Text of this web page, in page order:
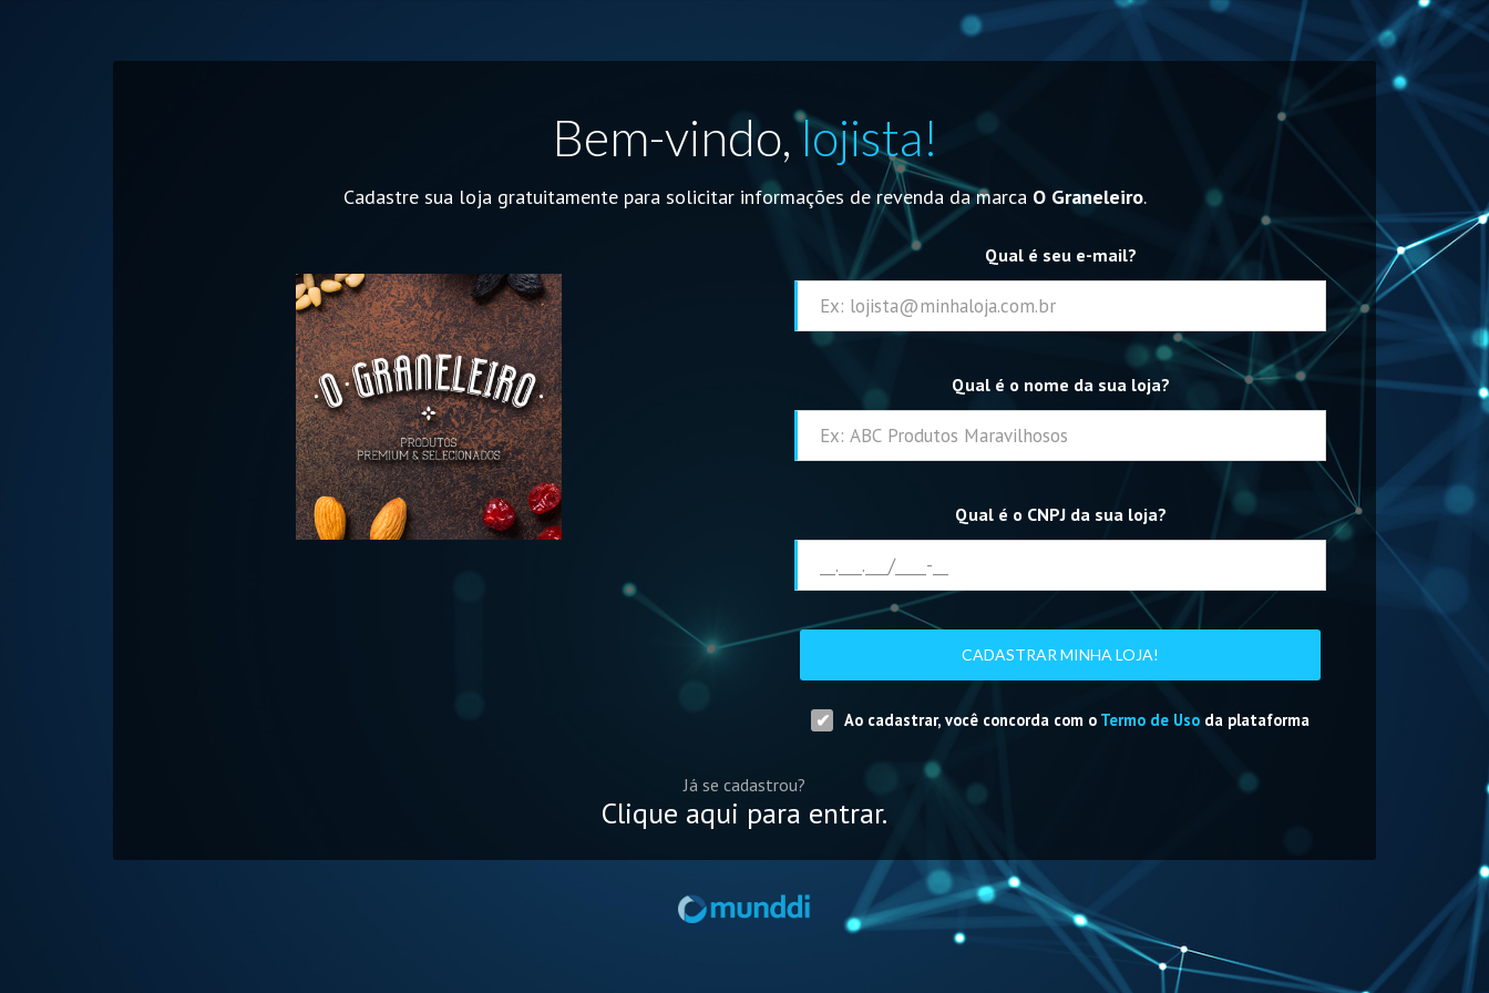
Bem-vindo,lojista!
Cadastre sua loja gratuitamente para solicitar informações de revenda da marca O Graneleiro.
Qual é seu e-mail?
Qual é o nome da sua loja?
Qual é o CNPJ da sua loja?
CADASTRAR MINHA LOJA!
Ao cadastrar, você concorda com o Termo de Uso da plataforma
Já se cadastrou?
Clique aqui para entrar.